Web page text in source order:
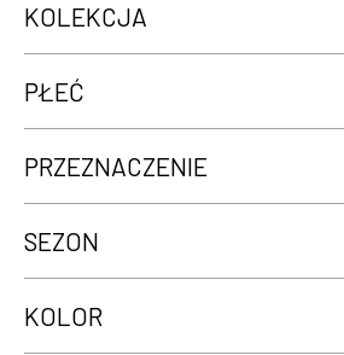
KOLEKCJA
PŁEĆ
PRZEZNACZENIE
SEZON
KOLOR